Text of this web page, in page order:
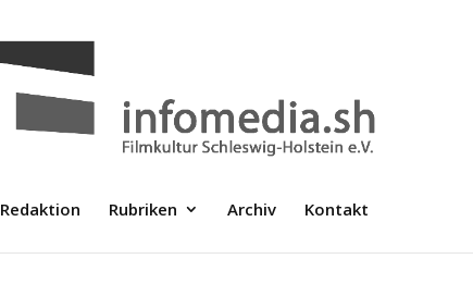
Redaktion Rubriken Archiv Kontakt